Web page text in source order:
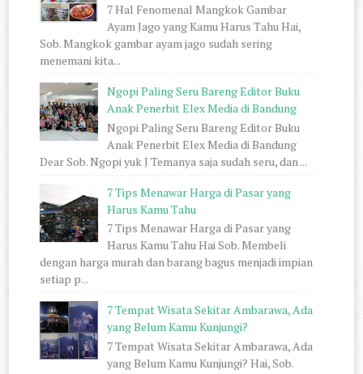
7 Hal Fenomenal Mangkok Gambar
Ayam Jago yang Kamu Harus Tahu Hai,
Sob. Mangkok gambar ayam jago sudah sering
menemani kita...
Ngopi Paling Seru Bareng Editor Buku
Anak Penerbit Elex Media di Bandung
Ngopi Paling Seru Bareng Editor Buku
Anak Penerbit Elex Media di Bandung
Dear Sob. Ngopi yuk J Temanya saja sudah seru, dan ...
7 Tips Menawar Harga di Pasar yang
Harus Kamu Tahu
7 Tips Menawar Harga di Pasar yang
Harus Kamu Tahu Hai Sob. Membeli
dengan harga murah dan barang bagus menjadi impian
setiap p...
7 Tempat Wisata Sekitar Ambarawa, Ada
yang Belum Kamu Kunjungi?
7 Tempat Wisata Sekitar Ambarawa, Ada
yang Belum Kamu Kunjungi? Hai, Sob.